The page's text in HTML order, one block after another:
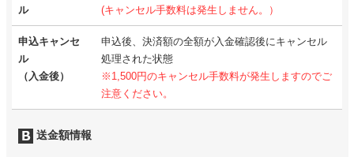
ル
(キャンセル手数料は発生しません。）
申込キャンセ
ル
（入金後）
申込後、決済額の全額が入金確認後にキャンセル
処理された状態
※1,500円のキャンセル手数料が発生しますのでご
注意ください。
送金額情報